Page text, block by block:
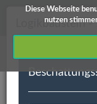
Diese Webseite
nutzen
knx-user-forum
Logikbaustein